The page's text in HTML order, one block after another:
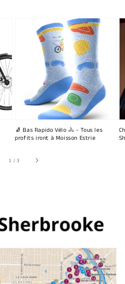
🧦 Bas Rapido Vélo 🚴 - Tous les
profits iront à Moisson Estrie
1 /sur
3